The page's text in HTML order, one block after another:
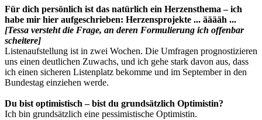
Für dich persönlich ist das natürlich ein Herzensthema – ich
habe mir hier aufgeschrieben: Herzensprojekte ... ääääh ...
[Tessa versteht die Frage, an deren Formulierung ich offenbar
scheitere]
Listenaufstellung ist in zwei Wochen. Die Umfragen prognostizieren
uns einen deutlichen Zuwachs, und ich gehe stark davon aus, dass
ich einen sicheren Listenplatz bekomme und im September in den
Bundestag einziehen werde.
Du bist optimistisch – bist du grundsätzlich Optimistin?
Ich bin grundsätzlich eine pessimistische Optimistin.